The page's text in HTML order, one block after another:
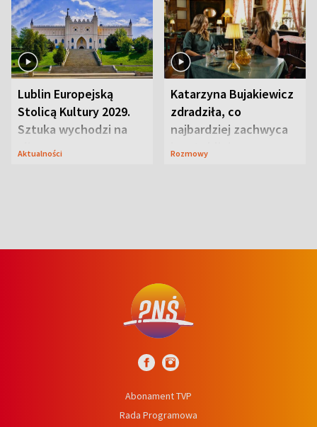
Lublin Europejską
Stolicą Kultury 2029.
Sztuka wychodzi na
ulice
Aktualności
Katarzyna Bujakiewicz
zdradziła, co
najbardziej zachwyca
ją w Lublinie
Rozmowy
Abonament TVP
Rada Programowa